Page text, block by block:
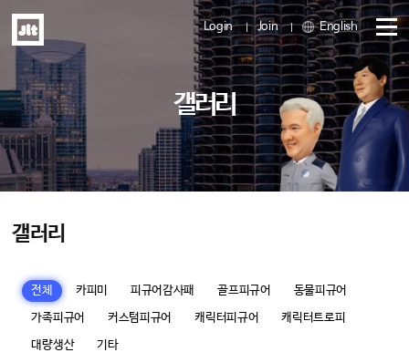
Login Join
English
메
뉴
갤러리
갤러리
전체 카피미 피규어감사패 골프피규어
동물피규어
가족피규어
커스텀피규어 캐릭터피규어
캐릭터트로피
대량생산
기타